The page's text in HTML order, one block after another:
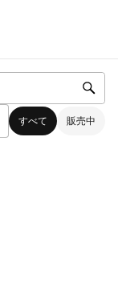
すべて 販売中